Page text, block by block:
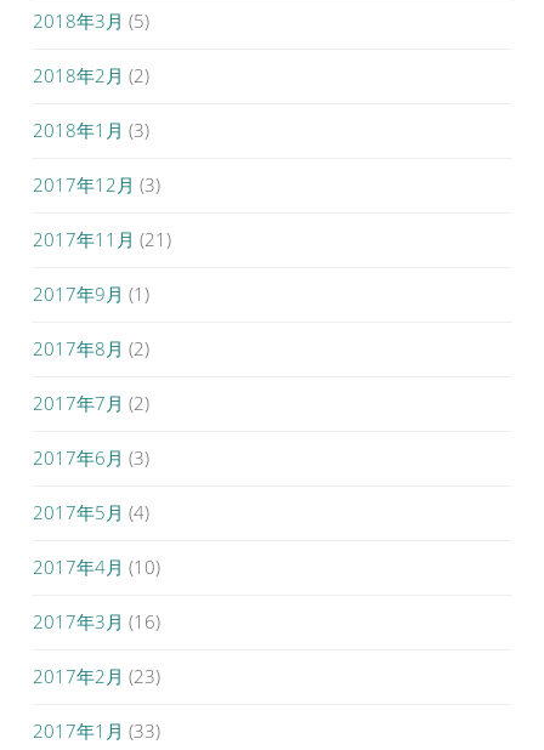
2018年3月 (5)
2018年2月 (2)
2018年1月 (3)
2017年12月 (3)
2017年11月 (21)
2017年9月 (1)
2017年8月 (2)
2017年7月 (2)
2017年6月 (3)
2017年5月 (4)
2017年4月 (10)
2017年3月 (16)
2017年2月 (23)
2017年1月 (33)